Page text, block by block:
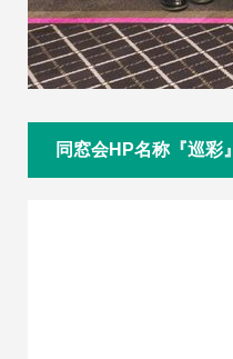
同窓会HP名称『巡彩』